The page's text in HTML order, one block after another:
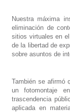
Nuestra máxima
eliminación de
sitios virtuales en
de la libertad de
sobre asuntos de
También se afirmó
un fotomontaje
trascendencia
aplicada en